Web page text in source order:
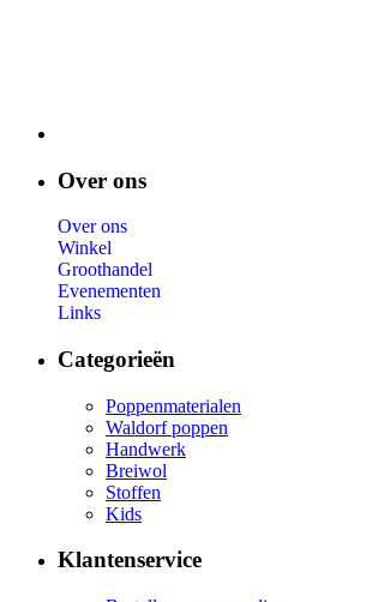
Over ons
Over ons
Winkel
Groothandel
Evenementen
Links
Categorieën
Poppenmaterialen
Waldorf poppen
Handwerk
Breiwol
Stoffen
Kids
Klantenservice